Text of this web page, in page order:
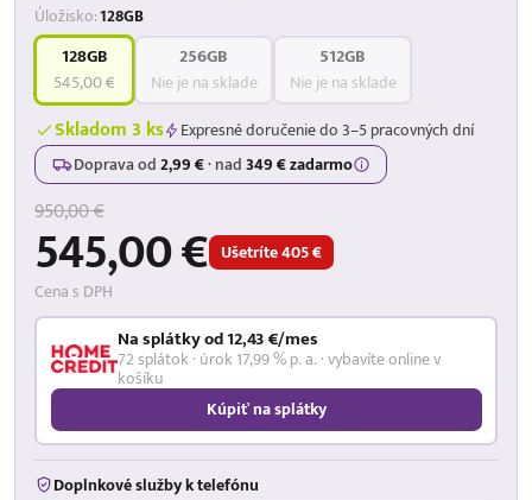
Úložisko:128GB
128GB
545,00 €
256GB
Nie je na sklade
512GB
Nie je na sklade
Skladom 3 ks
Expresné doručenie do 3–5 pracovných dní
Doprava od2,99 €·nad349 € zadarmo
950,00 €
545,00 € Ušetríte 405 €
Cena s DPH
Na splátky od 12,43 €/mes
72 splátok · úrok 17,99 % p. a. · vybavíte online v
košíku
Kúpiť na splátky
Doplnkové služby k telefónu